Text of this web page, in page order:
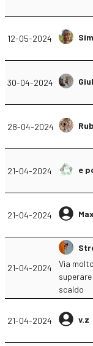
12-05-2024
30-04-2024
28-04-2024
21-04-2024 e
21-04-2024
21-04-2024
Via
scaldo
21-04-2024 v.z